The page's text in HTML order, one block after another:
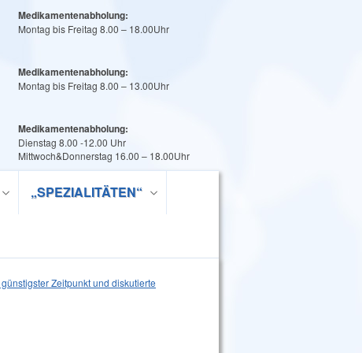
Medikamentenabholung:
Montag bis Freitag 8.00 – 18.00Uhr
Medikamentenabholung:
Montag bis Freitag 8.00 – 13.00Uhr
Medikamentenabholung:
Dienstag 8.00 -12.00 Uhr
Mittwoch&Donnerstag 16.00 – 18.00Uhr
„SPEZIALITÄTEN“
Zeitpunkt und diskutierte